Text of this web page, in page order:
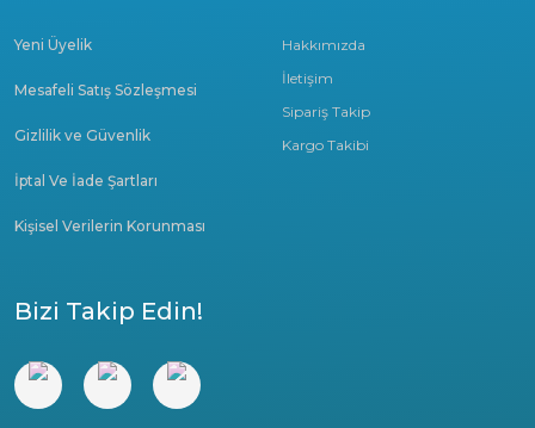
Hakkımızda
İletişim
Sipariş Takip
Kargo Takibi
Yeni Üyelik
Mesafeli Satış Sözleşmesi
Gizlilik ve Güvenlik
İptal Ve İade Şartları
Kişisel Verilerin Korunması
Bizi Takip Edin!